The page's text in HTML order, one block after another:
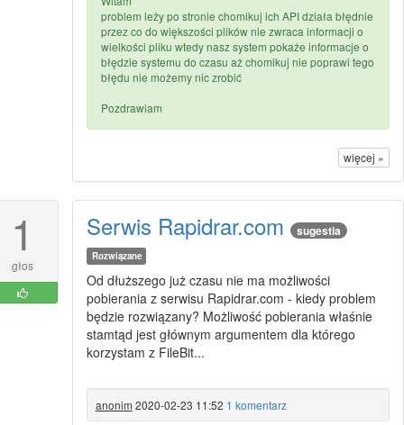
problem leży po stronie chomikuj ich API działa błędnie
przez co do większości plików nie zwraca informacji o
wielkości pliku wtedy nasz system pokaże informacje o
błędzie systemu do czasu aż chomikuj nie poprawi tego
błędu nie możemy nic zrobić
Pozdrawiam
więcej »
1
głos
Serwis Rapidrar.com sugestia
Rozwiązane
Od dłuższego już czasu nie ma możliwości
pobierania z serwisu Rapidrar.com - kiedy problem
będzie rozwiązany? Możliwość pobierania właśnie
stamtąd jest głównym argumentem dla którego
korzystam z FileBit...
anonim 2020-02-23 11:52 1 komentarz